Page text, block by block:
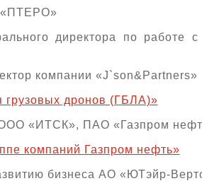
«ПТЕРО»
директора по работе с
компании «J`son&Partners»
грузовых дронов (ГБЛА)»
ООО «ИТСК», ПАО «Газпром
компаний Газпром нефть»
бизнеса АО «ЮТэйр-